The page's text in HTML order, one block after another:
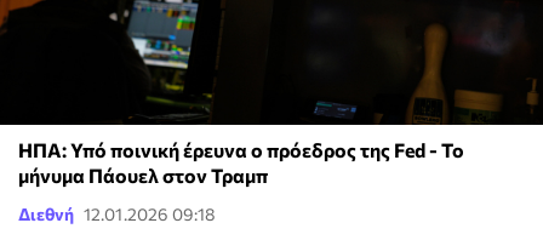
ΗΠΑ: Υπό ποινική έρευνα ο πρόεδρος της Fed - Το
μήνυμα Πάουελ στον Τραμπ
Διεθνή 12.01.2026 09:18